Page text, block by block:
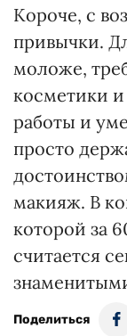
Короче, с
привычки.
моложе,
косметики
работы и
просто
макияж. В
которой за
считается
Поделиться